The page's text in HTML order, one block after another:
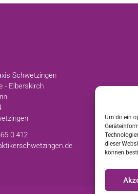
Um dir ein
dieser
können
Schwetzingen
- Elberskirch
0 412